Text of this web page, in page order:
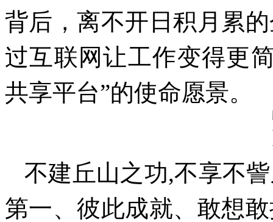
背后，离不开日积月累
过互联网让工作变得更
共享平台”的使命愿景。
不建丘山之功,不享不
第一、彼此成就、敢想